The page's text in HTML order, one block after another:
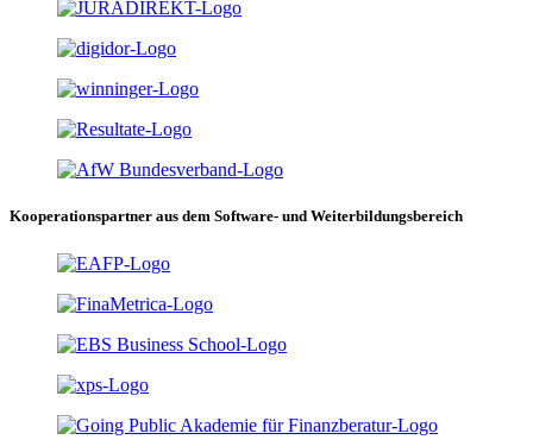
Kooperationspartner aus dem Software- und Weiterbildungsbereich